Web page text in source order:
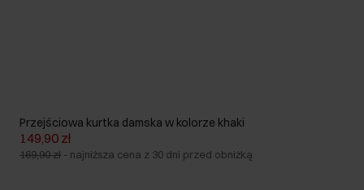
Przejściowa kurtka damska w kolorze khaki
149,90 zł
169,90 zł - najniższa cena z 30 dni przed obniżką